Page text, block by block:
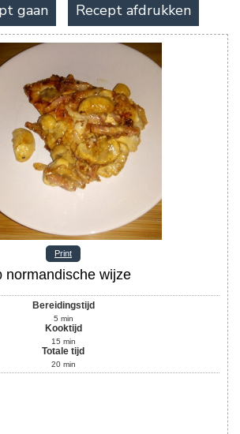
gaan Recept afdrukken
Print
normandische wijze
Bereidingstijd
5 min
Kooktijd
15 min
Totale tijd
20 min